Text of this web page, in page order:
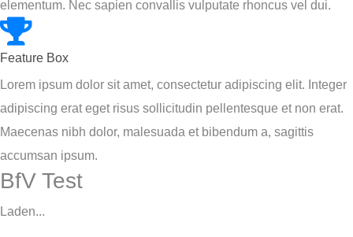
elementum. Nec sapien convallis vulputate rhoncus vel dui.
Feature Box
Lorem ipsum dolor sit amet, consectetur adipiscing elit. Integer
adipiscing erat eget risus sollicitudin pellentesque et non erat.
Maecenas nibh dolor, malesuada et bibendum a, sagittis
accumsan ipsum.
BfV Test
Laden...